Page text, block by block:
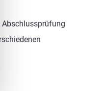
Abschlussprüfung